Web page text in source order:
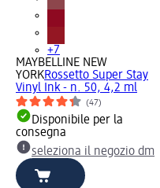
+7
MAYBELLINE NEW
YORKRossetto Super Stay
Vinyl Ink - n. 50, 4,2 ml
(47)
Disponibile per la
consegna
seleziona il negozio dm